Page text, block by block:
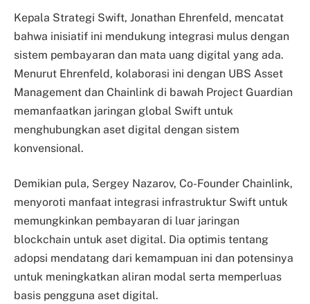
Kepala Strategi Swift, Jonathan Ehrenfeld, mencatat
bahwa inisiatif ini mendukung integrasi mulus dengan
sistem pembayaran dan mata uang digital yang ada.
Menurut Ehrenfeld, kolaborasi ini dengan UBS Asset
Management dan Chainlink di bawah Project Guardian
memanfaatkan jaringan global Swift untuk
menghubungkan aset digital dengan sistem
konvensional.
Demikian pula, Sergey Nazarov, Co-Founder Chainlink,
menyoroti manfaat integrasi infrastruktur Swift untuk
memungkinkan pembayaran di luar jaringan
blockchain untuk aset digital. Dia optimis tentang
adopsi mendatang dari kemampuan ini dan potensinya
untuk meningkatkan aliran modal serta memperluas
basis pengguna aset digital.